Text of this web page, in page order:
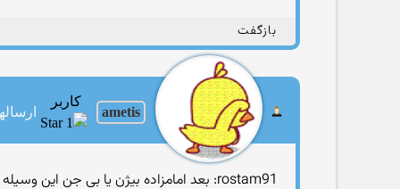
بازگفت
ametis
کاربر
ارسالها:
rostam91: بعد امامزاده بیژن یا بی جن این وسیله میتونه باشه؟!!